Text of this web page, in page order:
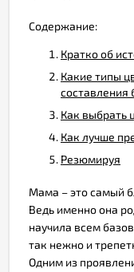
Содержание:
Кратко об
Какие типы
составления
Как выбрать
Как лучше
Резюмируя
Мама – это самый
Ведь именно она
научила всем
так нежно и
Одним из